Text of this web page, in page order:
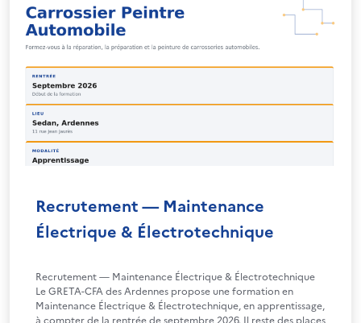
Recrutement — Maintenance
Électrique & Électrotechnique
Recrutement — Maintenance Électrique & Électrotechnique
Le GRETA-CFA des Ardennes propose une formation en
Maintenance Électrique & Électrotechnique, en apprentissage,
à compter de la rentrée de septembre 2026. Il reste des places